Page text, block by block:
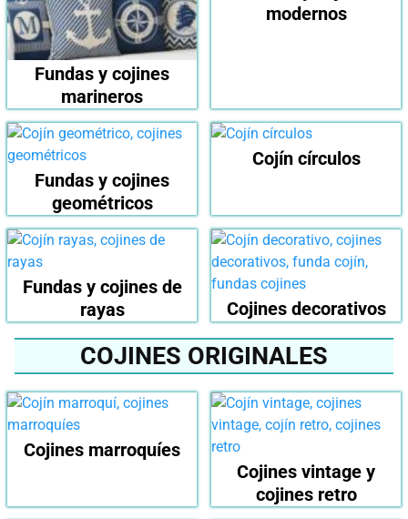
Fundas y cojines
marineros
modernos
Fundas y cojines
geométricos
Cojín círculos
Fundas y cojines de
rayas
Cojines decorativos
COJINES ORIGINALES
Cojines marroquíes
Cojines vintage y
cojines retro